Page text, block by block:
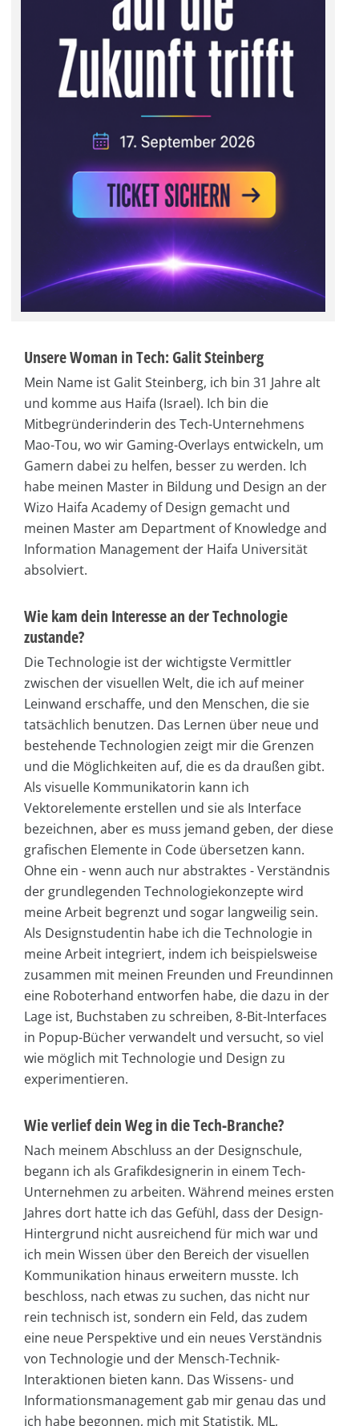
Unsere Woman in Tech: Galit Steinberg
Mein Name ist Galit Steinberg, ich bin 31 Jahre alt
und komme aus Haifa (Israel). Ich bin die
Mitbegründerinderin des Tech-Unternehmens
Mao-Tou, wo wir Gaming-Overlays entwickeln, um
Gamern dabei zu helfen, besser zu werden. Ich
habe meinen Master in Bildung und Design an der
Wizo Haifa Academy of Design gemacht und
meinen Master am Department of Knowledge and
Information Management der Haifa Universität
absolviert.
Wie kam dein Interesse an der Technologie
zustande?
Die Technologie ist der wichtigste Vermittler
zwischen der visuellen Welt, die ich auf meiner
Leinwand erschaffe, und den Menschen, die sie
tatsächlich benutzen. Das Lernen über neue und
bestehende Technologien zeigt mir die Grenzen
und die Möglichkeiten auf, die es da draußen gibt.
Als visuelle Kommunikatorin kann ich
Vektorelemente erstellen und sie als Interface
bezeichnen, aber es muss jemand geben, der diese
grafischen Elemente in Code übersetzen kann.
Ohne ein - wenn auch nur abstraktes - Verständnis
der grundlegenden Technologiekonzepte wird
meine Arbeit begrenzt und sogar langweilig sein.
Als Designstudentin habe ich die Technologie in
meine Arbeit integriert, indem ich beispielsweise
zusammen mit meinen Freunden und Freundinnen
eine Roboterhand entworfen habe, die dazu in der
Lage ist, Buchstaben zu schreiben, 8-Bit-Interfaces
in Popup-Bücher verwandelt und versucht, so viel
wie möglich mit Technologie und Design zu
experimentieren.
Wie verlief dein Weg in die Tech-Branche?
Nach meinem Abschluss an der Designschule,
begann ich als Grafikdesignerin in einem Tech-
Unternehmen zu arbeiten. Während meines ersten
Jahres dort hatte ich das Gefühl, dass der Design-
Hintergrund nicht ausreichend für mich war und
ich mein Wissen über den Bereich der visuellen
Kommunikation hinaus erweitern musste. Ich
beschloss, nach etwas zu suchen, das nicht nur
rein technisch ist, sondern ein Feld, das zudem
eine neue Perspektive und ein neues Verständnis
von Technologie und der Mensch-Technik-
Interaktionen bieten kann. Das Wissens- und
Informationsmanagement gab mir genau das und
ich habe begonnen, mich mit Statistik, ML,